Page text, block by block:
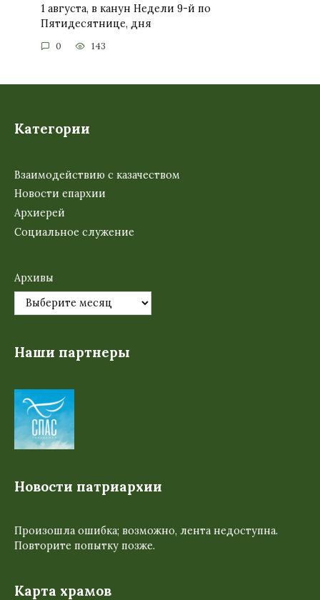
1 августа, в канун Недели 9-й по
Пятидесятнице, дня
0 143
Категории
Взаимодействию с казачеством
Новости епархии
Архиерей
Социальное служение
Архивы
Наши партнеры
Новости патриархии
Произошла ошибка; возможно, лента недоступна.
Повторите попытку позже.
Карта храмов